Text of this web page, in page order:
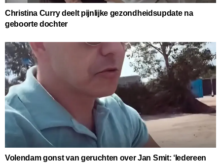
Christina Curry deelt pijnlijke gezondheidsupdate na
geboorte dochter
Volendam gonst van geruchten over Jan Smit: ‘Iedereen